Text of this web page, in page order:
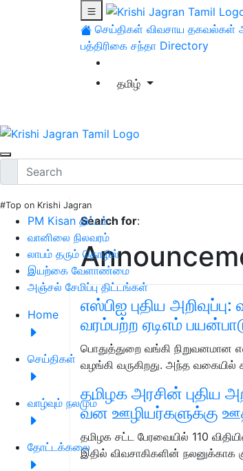
செய்திகள் விவசாய தகவல்கள்
பத்திரிகை சந்தா Directory
தமிழ்
#Top on Krishi Jagran
PM Kisan திட்டம்
வானிலை நிலவரம்
லாபம் தரும் தொழில்
இயற்கை வேளாண்மை
அஞ்சல் சேமிப்பு திட்டங்கள்
Home
செய்திகள்
வாழ்வும் நலமும்
தோட்டக்கலை
Search for:
எஸ்பிஐ புதிய
வரம்பற்ற ஏடிஎம்
பொதுத்துறை வங்கி நிறுவனமான
வழங்கி வருகிறது. அந்த
தமிழக அரசின் புதிய
வன ஊழியர்களுக்கு
தமிழக சட்ட பேரவையில் 110
இதில் விவசாகிகளின்